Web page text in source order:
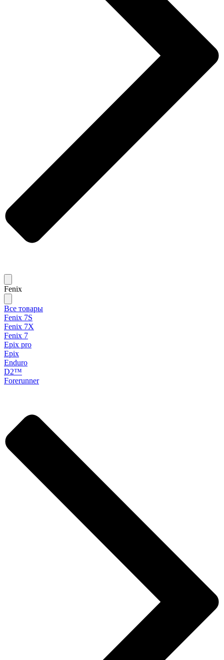
Fenix
Все товары
Fenix 7S
Fenix 7X
Fenix 7
Epix pro
Epix
Enduro
D2™
Forerunner